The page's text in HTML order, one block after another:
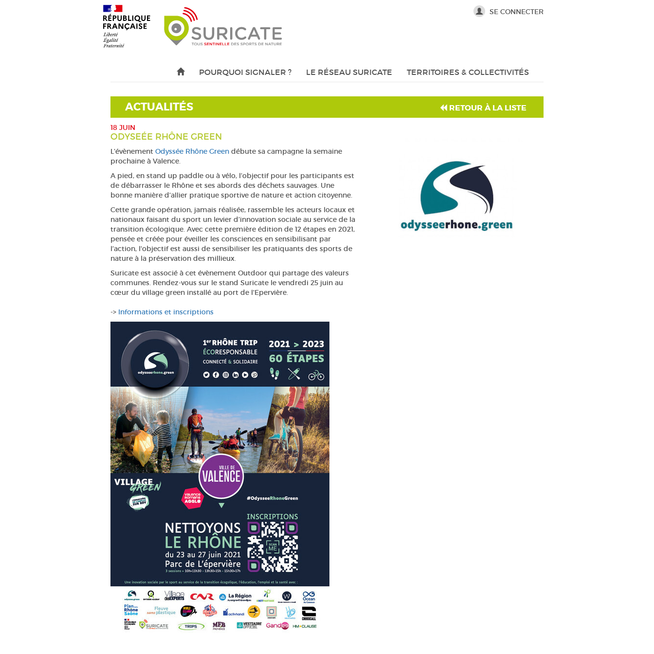
SE CONNECTER
POURQUOI SIGNALER ? LE RÉSEAU SURICATE TERRITOIRES & COLLECTIVITÉS
ACTUALITÉS RETOUR À LA LISTE
18 JUIN
ODYSEÉE RHÔNE GREEN
L’évènement Odyssée Rhône Green débute sa campagne la semaine
prochaine à Valence.
A pied, en stand up paddle ou à vélo, l’objectif pour les participants est
de débarrasser le Rhône et ses abords des déchets sauvages. Une
bonne manière d’allier pratique sportive de nature et action citoyenne.
Cette grande opération, jamais réalisée, rassemble les acteurs locaux et
nationaux faisant du sport un levier d’innovation sociale au service de la
transition écologique. Avec cette première édition de 12 étapes en 2021,
pensée et créée pour éveiller les consciences en sensibilisant par
l’action, l'objectif est aussi de sensibiliser les pratiquants des sports de
nature à la préservation des millieux.
Suricate est associé à cet évènement Outdoor qui partage des valeurs
communes. Rendez-vous sur le stand Suricate le vendredi 25 juin au
cœur du village green installé au port de l'Epervière.
-> Informations et inscriptions